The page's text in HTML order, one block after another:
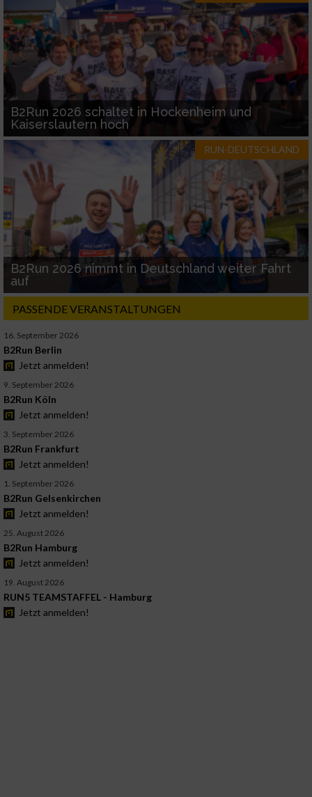
B2Run 2026 schaltet in Hockenheim und
Kaiserslautern hoch
RUN-DEUTSCHLAND
B2Run 2026 nimmt in Deutschland weiter Fahrt
auf
PASSENDE VERANSTALTUNGEN
16. September 2026
B2Run Berlin
Jetzt anmelden!
9. September 2026
B2Run Köln
Jetzt anmelden!
3. September 2026
B2Run Frankfurt
Jetzt anmelden!
1. September 2026
B2Run Gelsenkirchen
Jetzt anmelden!
25. August 2026
B2Run Hamburg
Jetzt anmelden!
19. August 2026
RUN5 TEAMSTAFFEL - Hamburg
Jetzt anmelden!